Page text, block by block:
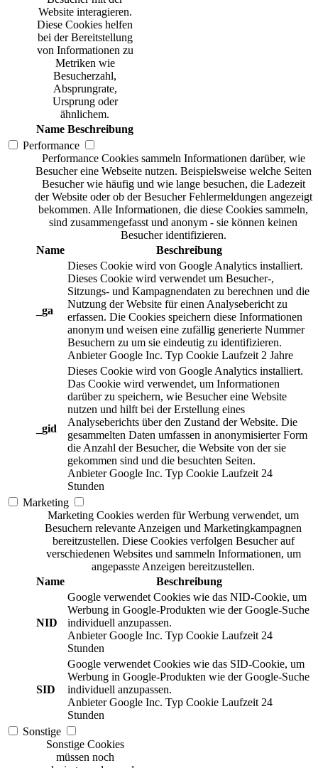
Website interagieren.
Diese Cookies helfen
bei der Bereitstellung
von Informationen zu
Metriken wie
Besucherzahl,
Absprungrate,
Ursprung oder
ähnlichem.
Name Beschreibung
Performance
Performance Cookies sammeln Informationen darüber, wie
Besucher eine Webseite nutzen. Beispielsweise welche Seiten
Besucher wie häufig und wie lange besuchen, die Ladezeit
der Website oder ob der Besucher Fehlermeldungen angezeigt
bekommen. Alle Informationen, die diese Cookies sammeln,
sind zusammengefasst und anonym - sie können keinen
Besucher identifizieren.
Name
Beschreibung
_ga
Dieses Cookie wird von Google Analytics installiert.
Dieses Cookie wird verwendet um Besucher-,
Sitzungs- und Kampagnendaten zu berechnen und die
Nutzung der Website für einen Analysebericht zu
erfassen. Die Cookies speichern diese Informationen
anonym und weisen eine zufällig generierte Nummer
Besuchern zu um sie eindeutig zu identifizieren.
Anbieter Google Inc. Typ Cookie Laufzeit 2 Jahre
_gid
Dieses Cookie wird von Google Analytics installiert.
Das Cookie wird verwendet, um Informationen
darüber zu speichern, wie Besucher eine Website
nutzen und hilft bei der Erstellung eines
Analyseberichts über den Zustand der Website. Die
gesammelten Daten umfassen in anonymisierter Form
die Anzahl der Besucher, die Website von der sie
gekommen sind und die besuchten Seiten.
Anbieter Google Inc. Typ Cookie Laufzeit 24
Stunden
Marketing
Marketing Cookies werden für Werbung verwendet, um
Besuchern relevante Anzeigen und Marketingkampagnen
bereitzustellen. Diese Cookies verfolgen Besucher auf
verschiedenen Websites und sammeln Informationen, um
angepasste Anzeigen bereitzustellen.
Name
Beschreibung
NID
Google verwendet Cookies wie das NID-Cookie, um
Werbung in Google-Produkten wie der Google-Suche
individuell anzupassen.
Anbieter Google Inc. Typ Cookie Laufzeit 24
Stunden
SID
Google verwendet Cookies wie das SID-Cookie, um
Werbung in Google-Produkten wie der Google-Suche
individuell anzupassen.
Anbieter Google Inc. Typ Cookie Laufzeit 24
Stunden
Sonstige
Sonstige Cookies
müssen noch